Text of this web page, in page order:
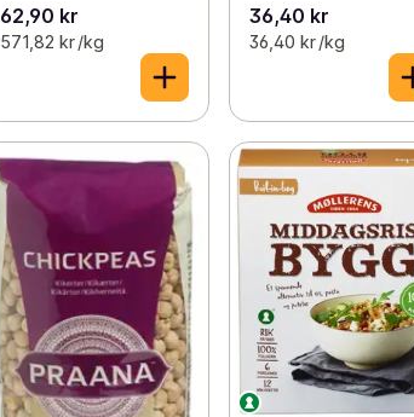
62,90 kr
571,82 kr /kg
36,40 kr
36,40 kr /kg